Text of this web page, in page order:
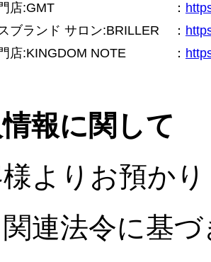
店:GMT
：
ブランド サロン:BRILLER
：
店:KINGDOM NOTE
：
報に関して
よりお預か
連法令に基